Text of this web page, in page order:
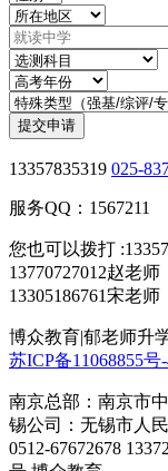
提交申请
13357835319 025-
服务QQ：1567211
您也可以拨打
13770727012赵老师
13305186761宋老师
博众教育|郁老师升
苏ICP备11068855号
南京总部：南京市
锡公司：无锡市人
0512-67672678